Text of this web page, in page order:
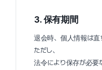
3. 保有期間
退会時、個人情報は直
ただし、
法令により保存が必要